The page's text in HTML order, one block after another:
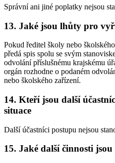
Správní ani jiné poplatky nejsou
13. Jaké jsou lhůty pro
Pokud ředitel školy nebo
předá spis spolu se svým
odvolání příslušnému krajskému
orgán rozhodne o podaném
nebo školského zařízení.
14. Kteří jsou další
situace
Další účastníci postupu nejsou
15. Jaké další činnosti